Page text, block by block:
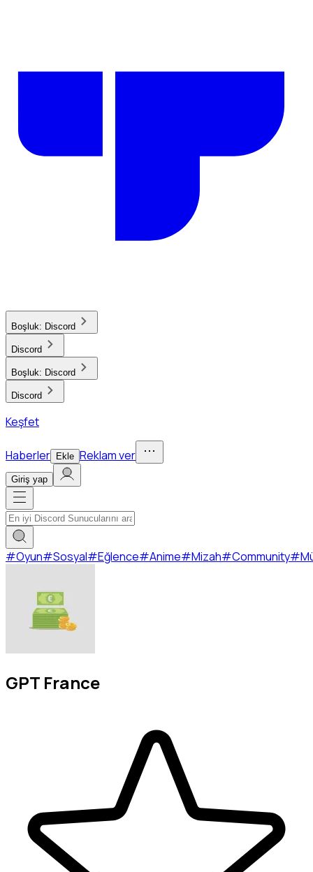
Boşluk: Discord
Discord
Boşluk: Discord
Discord
Keşfet
Haberler Ekle Reklam ver
Giriş yap
#Oyun#Sosyal#Eğlence#Anime#Mizah#Community#
GPT France